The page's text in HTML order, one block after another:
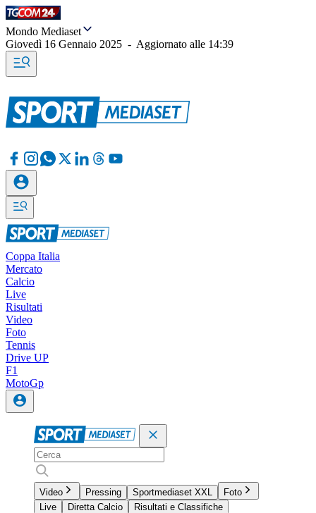
Mondo Mediaset
Giovedì 16 Gennaio 2025 - Aggiornato alle 14:39
Coppa Italia
Mercato
Calcio
Live
Risultati
Video
Foto
Tennis
Drive UP
F1
MotoGp
Video Pressing Sportmediaset XXL
Foto
Live
Diretta Calcio
Risultati e Classifiche